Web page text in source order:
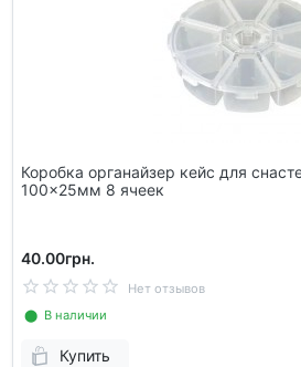
Коробка органайзер кейс для
100x25мм 8 ячеек
40.00грн.
Нет отзывов
⬤ В наличии
Купить